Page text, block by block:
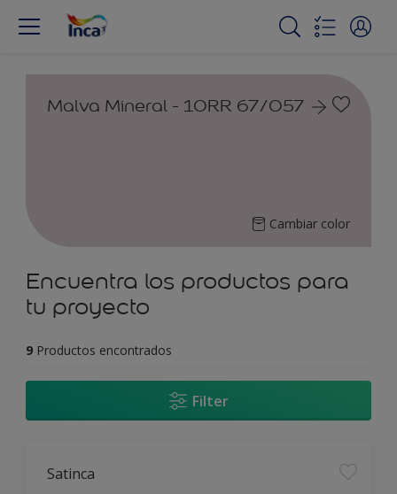
Malva Mineral - 10RR 67/057
Cambiar color
Encuentra los productos para
tu proyecto
9 Productos encontrados
Filter
Satinca